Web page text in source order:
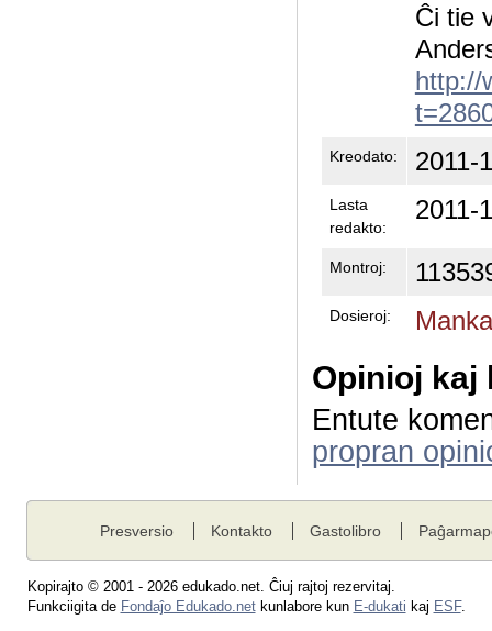
Ĉi tie
http://
Kreodato: 2011-
Lasta
redakto:
2011-
Montroj:
Dosieroj:
Opinioj kaj
Entute
propran
Presversio Kontakto Gastolibro
Kopirajto © 2001 - 2026 edukado.net. Ĉiuj rajtoj rezervitaj.
Funkciigita de Fondaĵo Edukado.netkunlabore kun E-dukati kaj ESF.